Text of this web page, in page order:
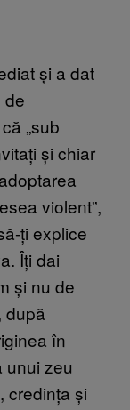
și a dat
de
„sub
și chiar
violent”,
ți explice
Îți dai
și nu de
după
în
unui zeu
credința și